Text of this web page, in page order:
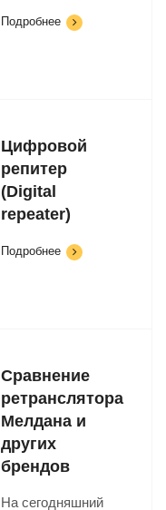
Подробнее
Цифровой
репитер
(Digital
repeater)
Подробнее
Сравнение
ретранслятора
Мелдана и
других
брендов
На сегодняшний